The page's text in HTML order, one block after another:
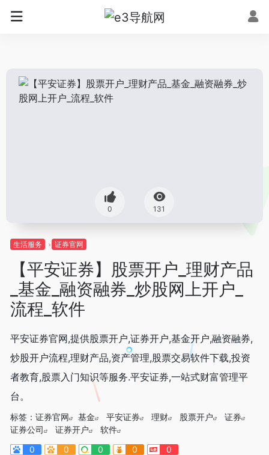
0 131
生活服务 证券官网
【平安证券】股票开户_理财产品
_基金_融资融券_炒股网上开户_
流程_软件
平安证券官网,提供股票开户,证券开户,基金开户,融资融券,
炒股开户流程,理财产品,资产管理,股票交易软件下载,投资
者教育,股票入门知识等服务.平安证券,一站式财富管理平
台。
标签： 证券官网 基金 平安证券 理财 股票开户
证券
证券公司
证券开户
软件
0
0 0 0 0